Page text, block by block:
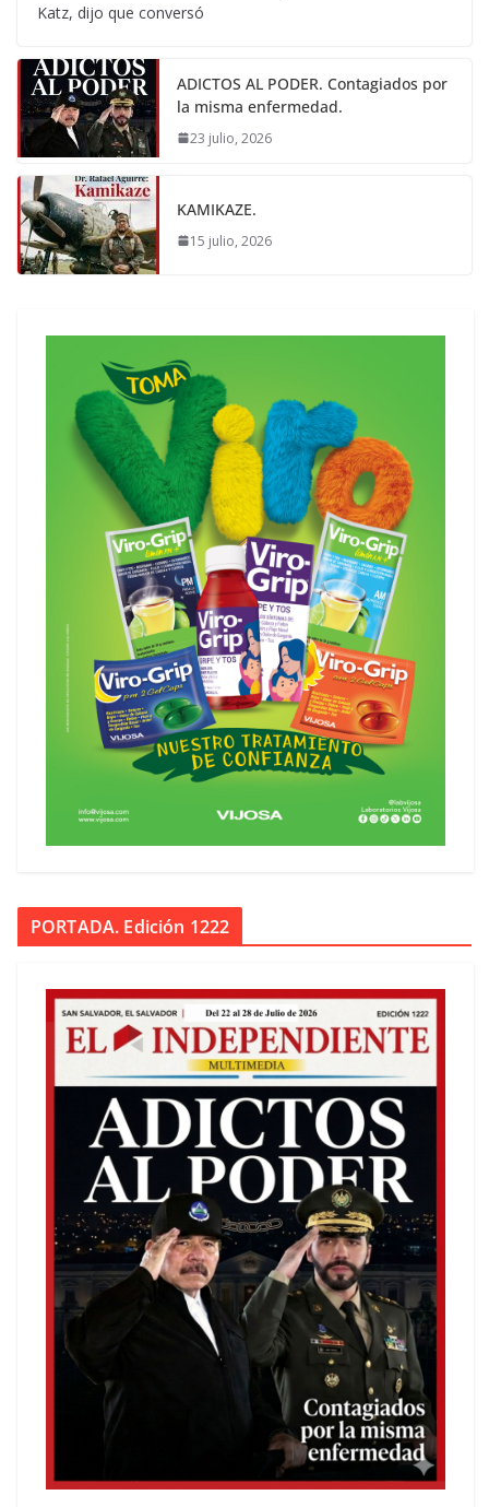
Katz, dijo que conversó
ADICTOS AL PODER. Contagiados por
la misma enfermedad.
23 julio, 2026
KAMIKAZE.
15 julio, 2026
PORTADA. Edición 1222